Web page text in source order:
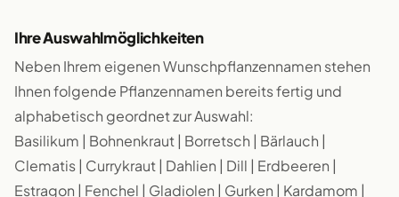
Ihre Auswahlmöglichkeiten
Neben Ihrem eigenen Wunschpflanzennamen stehen
Ihnen folgende Pflanzennamen bereits fertig und
alphabetisch geordnet zur Auswahl:
Basilikum | Bohnenkraut | Borretsch | Bärlauch |
Clematis | Currykraut | Dahlien | Dill | Erdbeeren |
Estragon | Fenchel | Gladiolen | Gurken | Kardamom |